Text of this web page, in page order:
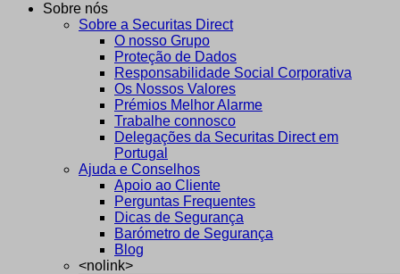
Sobre nós
Sobre a Securitas Direct
O nosso Grupo
Proteção de Dados
Responsabilidade Social Corporativa
Os Nossos Valores
Prémios Melhor Alarme
Trabalhe connosco
Delegações da Securitas Direct em
Portugal
Ajuda e Conselhos
Apoio ao Cliente
Perguntas Frequentes
Dicas de Segurança
Barómetro de Segurança
Blog
<nolink>